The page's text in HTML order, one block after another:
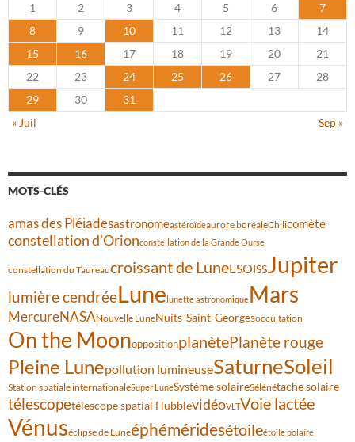
1
2 3 4 5 6
7
8
9 10 11 12 13
14
15
16 17 18 19 20
21
22
23 24 25 26 27
28
29
30
31
« Juil
Sep »
MOTS-CLÉS
amas des Pléiadesastronomeastéroïdeaurore boréaleChilicomète
constellation d'Orionconstellation de la Grande Ourse
constellation du Taureaucroissant de LuneESOISSJupiter
lumière cendréeLune lunette astronomiqueMars
MercureNASANouvelle LuneNuits-Saint-Georgesoccultation
On the MoonoppositionplanètePlanète rouge
Pleine Lunepollution lumineuseSaturneSoleil
Station spatiale internationaleSuper LuneSystème solaireSélénétache solaire
télescopetélescope spatial HubblevidéoVLTVoie lactée
Vénuséclipse de Luneéphéméridesétoileétoile polaire